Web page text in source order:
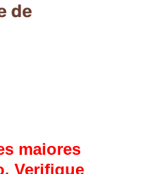
de
maiores
Verifique